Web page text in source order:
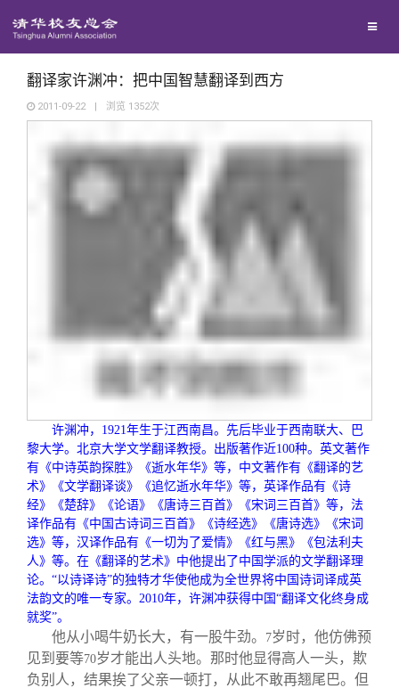
地区联络
院系校友工作
专业委员会
兴趣群体
回馈母校
捐赠新闻
捐赠纪事
捐赠方法
《清华校友通讯》
《水木清华》
我要订阅
清华人物
清华故事
校友文苑
校友讲坛
校友视界
终身学习
三创大赛
实用信息
校友总会
会长致辞
总会章程
理事会名单
制度法规
关闭
翻译家许渊冲：把中国智慧翻译到西方
2011-09-22 | 浏览 1352次
许渊冲， 1921年生于江西南昌。先后毕业于西南联大、巴
黎大学。北京大学文学翻译教授。出版著作近100种。英文著作
有《中诗英韵探胜》《逝水年华》等，中文著作有《翻译的艺
术》《文学翻译谈》《追忆逝水年华》等，英译作品有《诗
经》《楚辞》《论语》《唐诗三百首》《宋词三百首》等，法
译作品有《中国古诗词三百首》《诗经选》《唐诗选》《宋词
选》等，汉译作品有《一切为了爱情》《红与黑》《包法利夫
人》等。在《翻译的艺术》中他提出了中国学派的文学翻译理
论。“以诗译诗”的独特才华使他成为全世界将中国诗词译成英
法韵文的唯一专家。 2010年，许渊冲获得中国“翻译文化终身成
就奖”。
他从小喝牛奶长大，有一股牛劲。 7岁时，他仿佛预
见到要等70岁才能出人头地。那时他显得高人一头，欺
负别人，结果挨了父亲一顿打，从此不敢再翘尾巴。但